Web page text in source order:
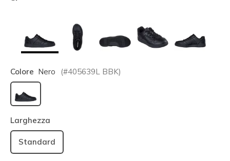
Colore Nero (#405639L BBK)
selezionato
Larghezza
Standard